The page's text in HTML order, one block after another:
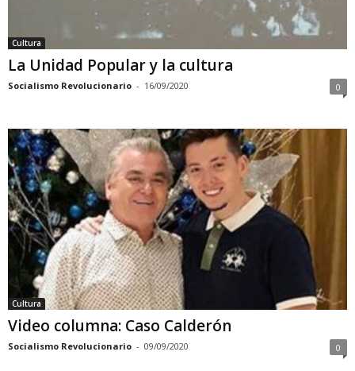
Cultura
La Unidad Popular y la cultura
Socialismo Revolucionario - 16/09/2020 0
Cultura
Video columna: Caso Calderón
Socialismo Revolucionario - 09/09/2020 0